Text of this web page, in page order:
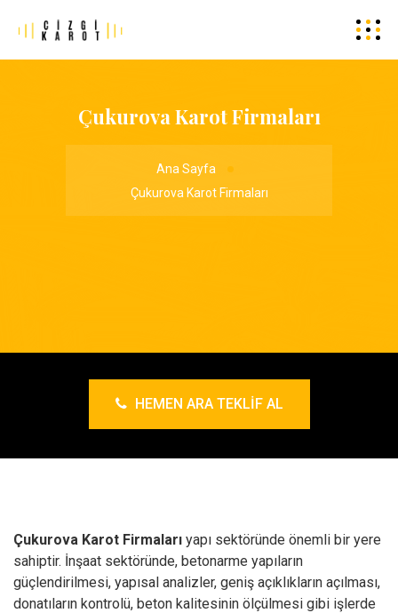
Çukurova Karot Firmaları
Ana Sayfa
Çukurova Karot Firmaları
HEMEN ARA TEKLIF AL
Çukurova Karot Firmaları yapı sektöründe önemli bir yere
sahiptir. İnşaat sektöründe, betonarme yapıların
güçlendirilmesi, yapısal analizler, geniş açıklıkların açılması,
donatıların kontrolü, beton kalitesinin ölçülmesi gibi işlerde